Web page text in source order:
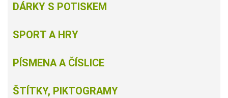
DÁRKY S POTISKEM
SPORT A HRY
PÍSMENA A ČÍSLICE
ŠTÍTKY, PIKTOGRAMY